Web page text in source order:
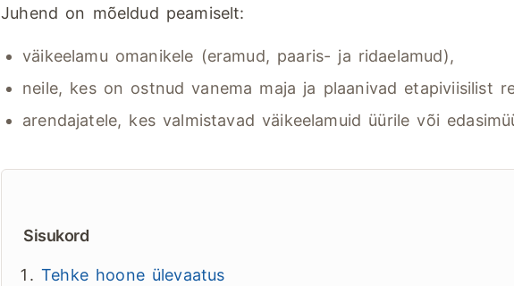
Juhend on mõeldud peamiselt:
väikeelamu omanikele (eramud, paaris- ja ridaelamud),
neile, kes on ostnud vanema maja ja plaanivad etapiviisilist
arendajatele, kes valmistavad väikeelamuid üürile või
Sisukord
Tehke hoone ülevaatus